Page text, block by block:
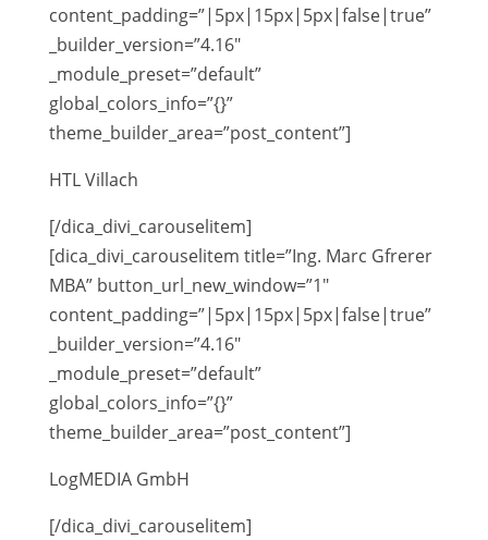
content_padding=”|5px|15px|5px|false|true”
_builder_version=”4.16″
_module_preset=”default”
global_colors_info=”{}”
theme_builder_area=”post_content”]
HTL Villach
[/dica_divi_carouselitem]
[dica_divi_carouselitem title=”Ing. Marc Gfrerer
MBA” button_url_new_window=”1″
content_padding=”|5px|15px|5px|false|true”
_builder_version=”4.16″
_module_preset=”default”
global_colors_info=”{}”
theme_builder_area=”post_content”]
LogMEDIA GmbH
[/dica_divi_carouselitem]